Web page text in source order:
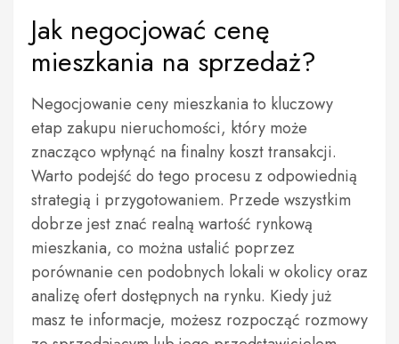
Jak negocjować cenę
mieszkania na sprzedaż?
Negocjowanie ceny mieszkania to kluczowy
etap zakupu nieruchomości, który może
znacząco wpłynąć na finalny koszt transakcji.
Warto podejść do tego procesu z odpowiednią
strategią i przygotowaniem. Przede wszystkim
dobrze jest znać realną wartość rynkową
mieszkania, co można ustalić poprzez
porównanie cen podobnych lokali w okolicy oraz
analizę ofert dostępnych na rynku. Kiedy już
masz te informacje, możesz rozpocząć rozmowy